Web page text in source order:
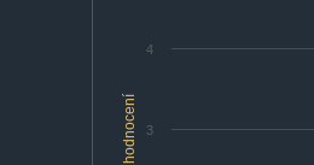
hodnocení 3
4